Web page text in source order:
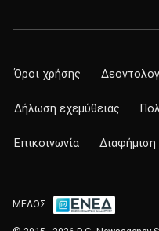
Όροι χρήσης
Δήλωση εχεμύθειας
Επικοινωνία Διαφήμιση
ΜΕΛΟΣ